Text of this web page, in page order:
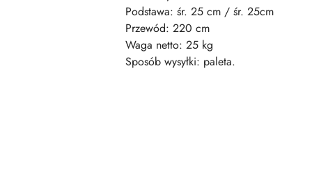
Podstawa: śr. 25 cm / śr. 25cm
Przewód: 220 cm
Waga netto: 25 kg
Sposób wysyłki: paleta.